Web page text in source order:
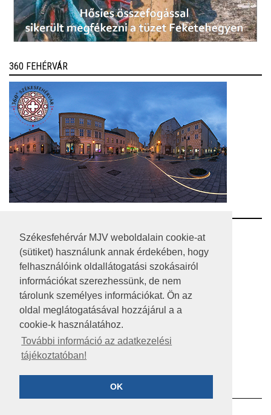
Székesfehérvár MJV weboldalain cookie-at
(sütiket) használunk annak érdekében, hogy
felhasználóink oldallátogatási szokásairól
információkat szerezhessünk, de nem
tárolunk személyes információkat. Ön az
oldal meglátogatásával hozzájárul a a
cookie-k használatához.
További információ az adatkezelési
tájékoztatóban!
OK
360 FEHÉRVÁR
RSS
A HONLAP 2017.03.31-I ÁLLAPOTA
JOGI NYILATKOZAT
IMPRESSZUM
KÖZÉRDEKŰ ADATOK